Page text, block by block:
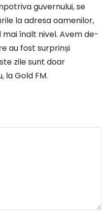
guvernului, se
la adresa oamenilor,
înalt nivel. Avem de-
au fost surprinși
zile sunt doar
la Gold FM.